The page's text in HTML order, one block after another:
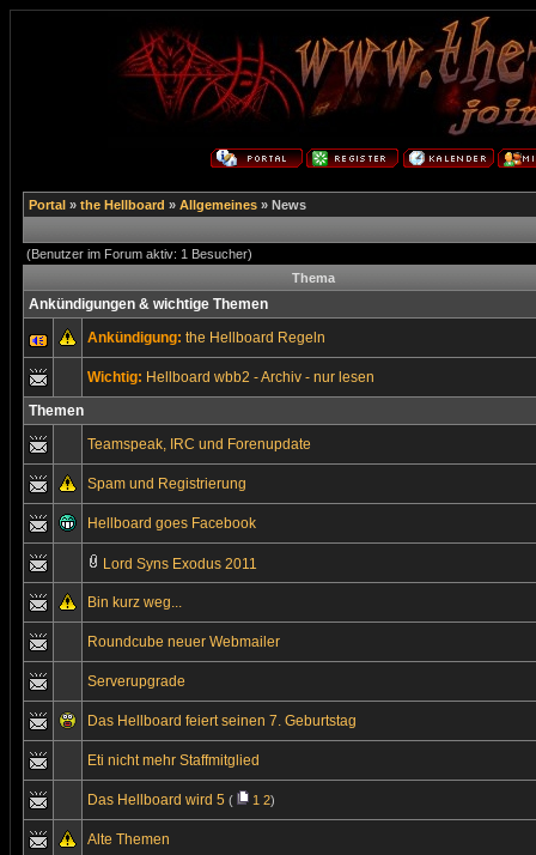
Portal » the Hellboard » Allgemeines » News
(Benutzer im Forum aktiv: 1 Besucher)
Thema
Ankündigungen & wichtige Themen
Ankündigung: the Hellboard Regeln
Wichtig: Hellboard wbb2 - Archiv - nur lesen
Themen
Teamspeak, IRC und Forenupdate
Spam und Registrierung
Hellboard goes Facebook
Lord Syns Exodus 2011
Bin kurz weg...
Roundcube neuer Webmailer
Serverupgrade
Das Hellboard feiert seinen 7. Geburtstag
Eti nicht mehr Staffmitglied
Das Hellboard wird 5 ( 1 2)
Alte Themen